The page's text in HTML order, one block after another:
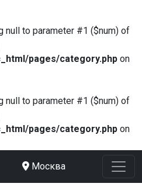
null to parameter #1 ($num) of
pages/category.php on
null to parameter #1 ($num) of
pages/category.php on
Москва